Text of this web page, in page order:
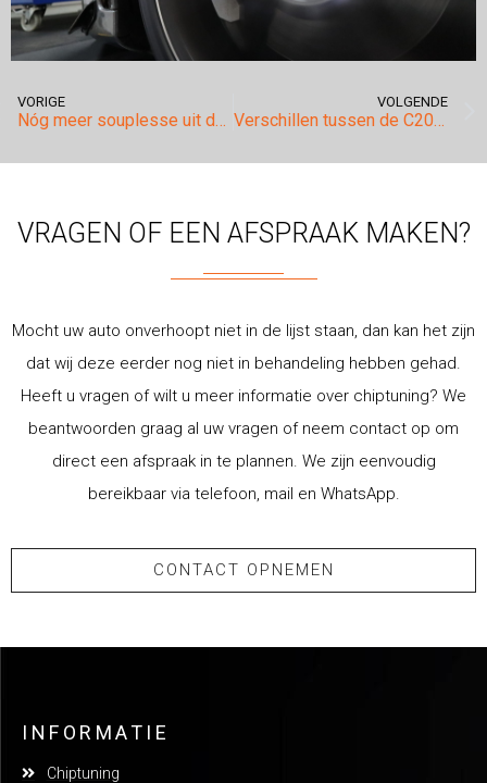
VORIGE
Nóg meer souplesse uit deze VW Tiguan 2.0TDI DSG.
VOLGENDE
Verschillen tussen de C200, C250 en de C300.
VRAGEN OF EEN AFSPRAAK MAKEN?
Mocht uw auto onverhoopt niet in de lijst staan, dan kan het zijn
dat wij deze eerder nog niet in behandeling hebben gehad.
Heeft u vragen of wilt u meer informatie over chiptuning? We
beantwoorden graag al uw vragen of neem contact op om
direct een afspraak in te plannen. We zijn eenvoudig
bereikbaar via telefoon, mail en WhatsApp.
CONTACT OPNEMEN
INFORMATIE
Chiptuning